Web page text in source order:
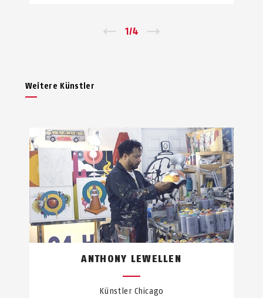
1/4
Weitere Künstler
ANTHONY LEWELLEN
Künstler Chicago